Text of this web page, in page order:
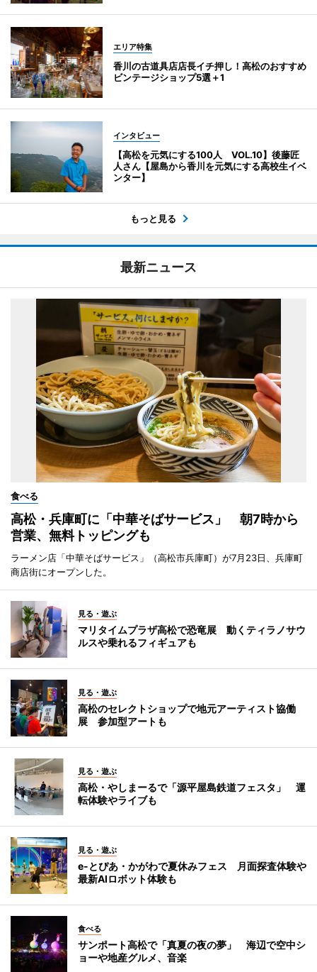
エリア特集
香川の古道具店店長イチ押し！高松のおすすめ
ビンテージショップ5選＋1
インタビュー
【高松を元気にする100人 VOL.10】後藤匠
人さん【屋島から香川を元気にする高校生イベ
ンター】
もっと見る
最新ニュース
食べる
高松・兵庫町に「中華そばサービス」 朝7時から
営業、無料トッピングも
ラーメン店「中華そばサービス」（高松市兵庫町）が7月23日、兵庫町
商店街にオープンした。
見る・遊ぶ
マリタイムプラザ高松で恐竜展 動くティラノサウ
ルスや乗れるフィギュアも
見る・遊ぶ
高松のセレクトショップで地元アーティスト協働
展 参加型アートも
見る・遊ぶ
高松・やしまーるで「源平屋島鉄道フェスタ」 運
転体験やライブも
見る・遊ぶ
e-とぴあ・かがわで夏休みフェス 月面探査体験や
最新AIロボット体験も
食べる
サンポート高松で「真夏の夜の夢」 海辺で空中シ
ョーや地産グルメ、音楽